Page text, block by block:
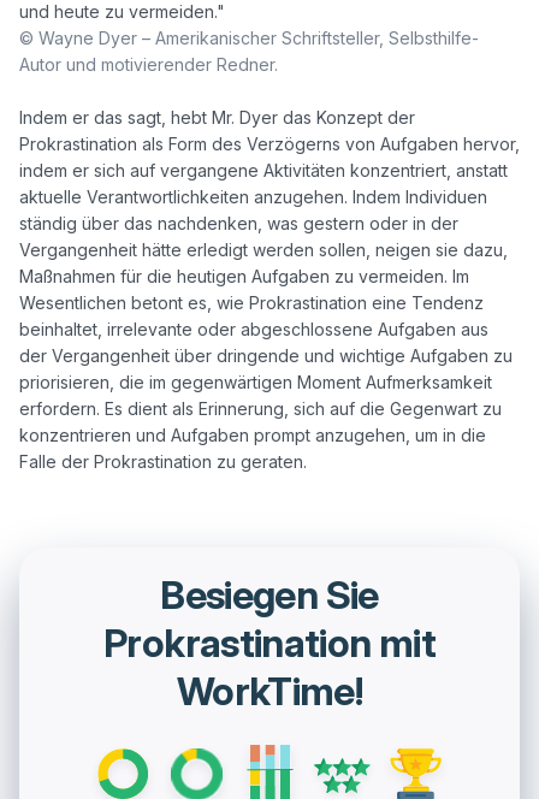
© Wayne Dyer – Amerikanischer Schriftsteller, Selbsthilfe-
Autor und motivierender Redner.
Indem er das sagt, hebt Mr. Dyer das Konzept der
Prokrastination als Form des Verzögerns von Aufgaben hervor,
indem er sich auf vergangene Aktivitäten konzentriert, anstatt
aktuelle Verantwortlichkeiten anzugehen. Indem Individuen
ständig über das nachdenken, was gestern oder in der
Vergangenheit hätte erledigt werden sollen, neigen sie dazu,
Maßnahmen für die heutigen Aufgaben zu vermeiden. Im
Wesentlichen betont es, wie Prokrastination eine Tendenz
beinhaltet, irrelevante oder abgeschlossene Aufgaben aus
der Vergangenheit über dringende und wichtige Aufgaben zu
priorisieren, die im gegenwärtigen Moment Aufmerksamkeit
erfordern. Es dient als Erinnerung, sich auf die Gegenwart zu
konzentrieren und Aufgaben prompt anzugehen, um in die
Besiegen Sie
Prokrastination mit
WorkTime!